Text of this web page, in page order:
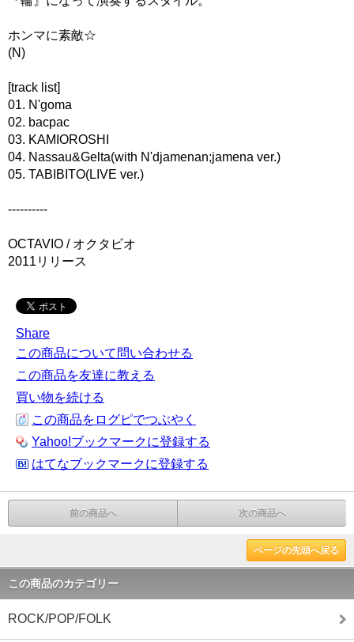
ホンマに素敵☆
(N)
[track list]
01. N'goma
02. bacpac
03. KAMIOROSHI
04. Nassau&Gelta(with N'djamenan;jamena ver.)
05. TABIBITO(LIVE ver.)
----------
OCTAVIO / オクタビオ
2011リリース
Share
この商品について問い合わせる
この商品を友達に教える
買い物を続ける
この商品をログピでつぶやく
Yahoo!ブックマークに登録する
はてなブックマークに登録する
前の商品へ 次の商品へ
ページの先頭へ戻る
この商品のカテゴリー
ROCK/POP/FOLK